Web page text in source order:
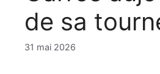
de sa
31 mai 2026